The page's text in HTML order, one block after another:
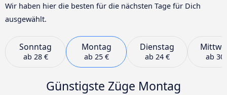
Wir haben hier die besten für die nächsten Tage für Dich
ausgewählt.
Sonntag
ab 28 €
Montag
ab 25 €
Dienstag
ab 24 € ab 30
Günstigste Züge Montag